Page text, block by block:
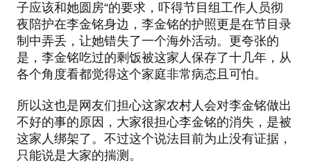
子应该和她圆房“的要求，吓得节目组工作人员彻
夜陪护在李金铭身边，李金铭的护照更是在节目录
制中弄丢，让她错失了一个海外活动。更夸张的
是，李金铭吃过的剩饭被这家人保存了十几年，从
各个角度看都觉得这个家庭非常病态且可怕。
所以这也是网友们担心这家农村人会对李金铭做出
不好的事的原因，大家很担心李金铭的消失，是被
这家人绑架了。不过这个说法目前为止没有证据，
只能说是大家的揣测。